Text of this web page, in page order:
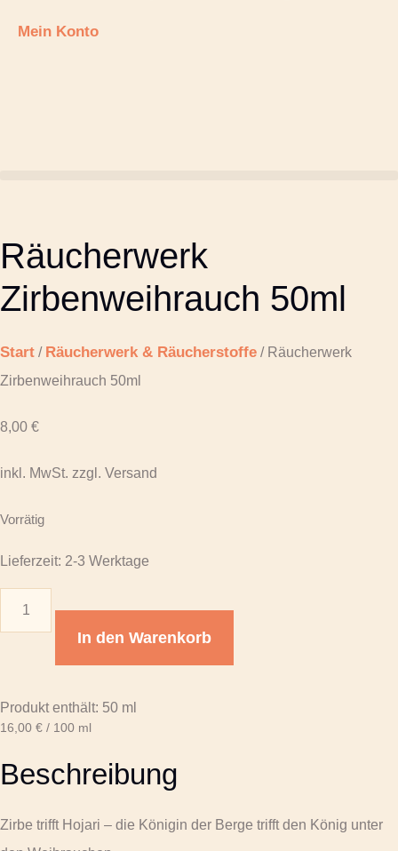
Mein Konto
Räucherwerk
Zirbenweihrauch 50ml
Start / Räucherwerk & Räucherstoffe / Räucherwerk
Zirbenweihrauch 50ml
8,00 €
inkl. MwSt. zzgl. Versand
Vorrätig
Lieferzeit: 2-3 Werktage
Räucherwerk
ZirbenweihrauchIn den Warenkorb
Produkt enthält: 50 ml
16,00 € / 100 ml
Beschreibung
Zirbe trifft Hojari – die Königin der Berge trifft den König unter